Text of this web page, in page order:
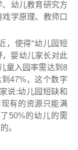
幼儿教育研究方
学原理、教师口
，使得“幼儿园短
，婴幼儿家长对此
童入园率需达到8
47%，这个数字
说:幼儿园短缺和
有的资源只能满
50%的幼儿的需
。